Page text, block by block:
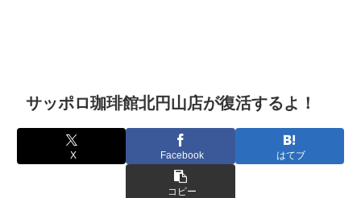
サッポロ珈琲館北円山店が復活するよ！
X Facebook はてブ
コピー